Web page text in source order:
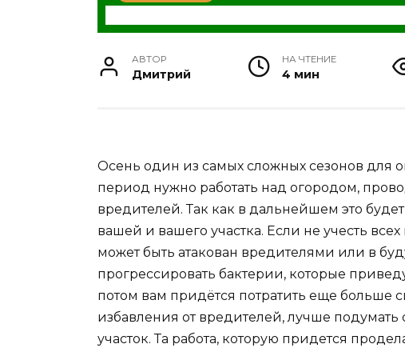
АВТОР
Дмитрий
НА ЧТЕНИЕ
4 мин
Осень один из самых сложных сезонов для
период нужно работать над огородом,
вредителей. Так как в дальнейшем это
вашей и вашего участка. Если не учесть
может быть атакован вредителями или в
прогрессировать бактерии, которые
потом вам придётся потратить еще больше
избавления от вредителей, лучше подумать
участок. Та работа, которую придется